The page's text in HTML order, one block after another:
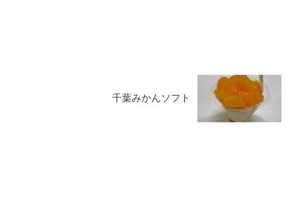
千葉みかんソフト